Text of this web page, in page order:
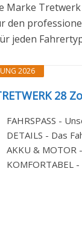
Marke
den
jeden
2026
28
FAHRSPASS -
DETAILS - Das
AKKU & MOTOR
KOMFORTABEL